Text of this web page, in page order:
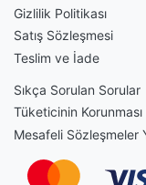
Gizlilik Politikası
Satış Sözleşmesi
Teslim ve İade
Sıkça Sorulan Sorular
Tüketicinin
Mesafeli Sözleşmeler